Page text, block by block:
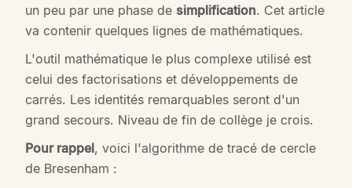
un peu par une phase de simplification. Cet article
va contenir quelques lignes de mathématiques.
L'outil mathématique le plus complexe utilisé est
celui des factorisations et développements de
carrés. Les identités remarquables seront d'un
grand secours. Niveau de fin de collège je crois.
Pour rappel, voici l'algorithme de tracé de cercle
de Bresenham :